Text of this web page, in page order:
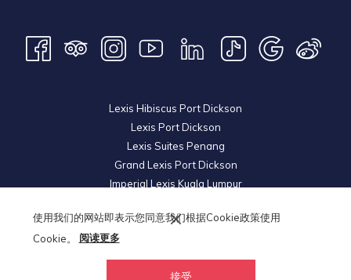
使用我们的网站即表示您同意我们根据Cookie政策使用
Cookie。
阅读更多
接受
Lexis Hibiscus Port Dickson
Lexis Port Dickson
Lexis Suites Penang
Grand Lexis Port Dickson
Imperial Lexis Kuala Lumpur
Royal Lexis Kuala Lumpur
© 2026 KL Metro Land Development Sdn Bhd. Reg. No